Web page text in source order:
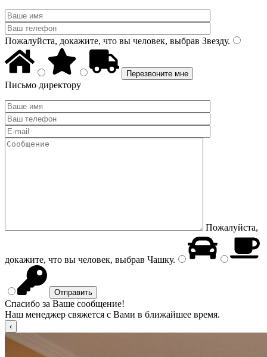
Пожалуйста, докажите, что вы человек, выбрав Звезду.
Письмо директору
Пожалуйста,
докажите, что вы человек, выбрав Чашку.
Спасибо за Ваше сообщение!
Наш менеджер свяжется с Вами в ближайшее время.